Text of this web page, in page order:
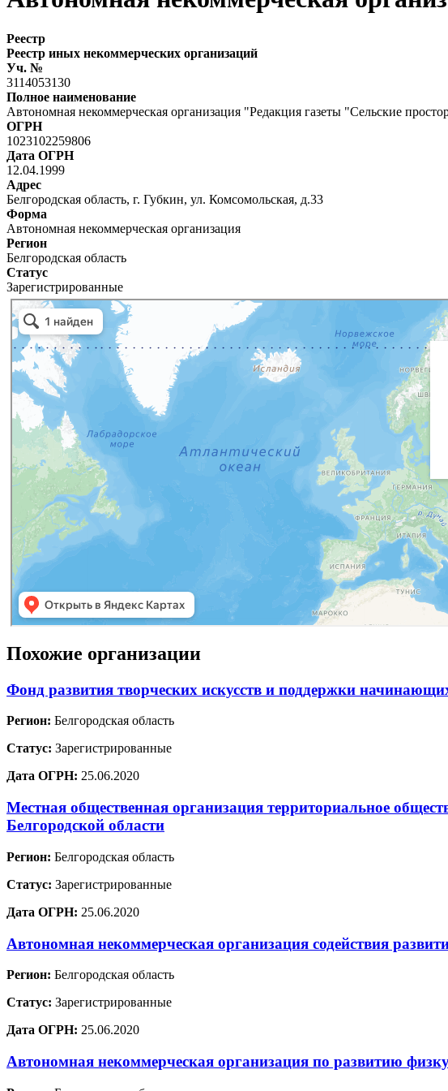
Реестр
Реестр иных некоммерческих организаций
Уч. №
3114053130
Полное наименование
Автономная некоммерческая организация "Редакция газеты "Сельские
ОГРН
1023102259806
Дата ОГРН
12.04.1999
Адрес
Белгородская область, г. Губкин, ул. Комсомольская, д.33
Форма
Автономная некоммерческая организация
Регион
Белгородская область
Статус
Зарегистрированные
Похожие организации
Фонд развития творческих искусств и поддержки
Регион: Белгородская область
Статус: Зарегистрированные
Дата ОГРН: 25.06.2020
Местная общественная организация территориальное
Белгородской области
Регион: Белгородская область
Статус: Зарегистрированные
Дата ОГРН: 25.06.2020
Автономная некоммерческая организация содействия
Регион: Белгородская область
Статус: Зарегистрированные
Дата ОГРН: 25.06.2020
Автономная некоммерческая организация по развитию